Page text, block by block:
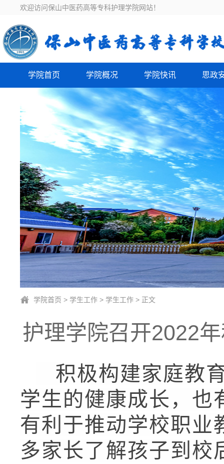
欢迎访问保山中医药高等专科护理学院网站！
学院首页 学院概况 学院快讯 思政
学院首页 > 学生工作 > 学生工作 > 正文
护理学院召开2022
积极构建家庭教
学生的健康成长，也
有利于推动学校职业
多家长了解孩子到校